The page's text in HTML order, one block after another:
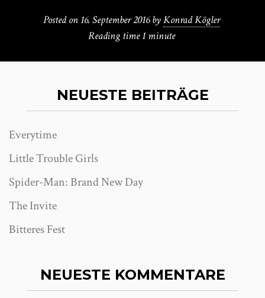
Posted on 16. September 2016 byKonrad Kögler
Reading time1 minute
NEUESTE BEITRÄGE
Everytime
Little Trouble Girls
Spider-Man: Brand New Day
The Invite
Bitteres Fest
NEUESTE KOMMENTARE